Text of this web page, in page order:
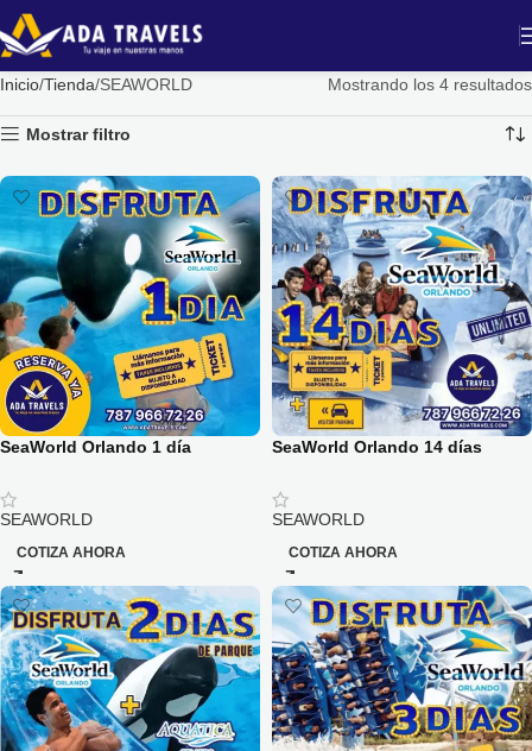
Inicio Tienda SEAWORLD Mostrando los 4 resultados
Mostrar filtro
SeaWorld Orlando 1 día
SEAWORLD
COTIZA AHORA
SeaWorld Orlando 14 días
SEAWORLD
COTIZA AHORA